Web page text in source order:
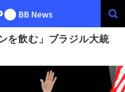
を飲む」ブラジル大統